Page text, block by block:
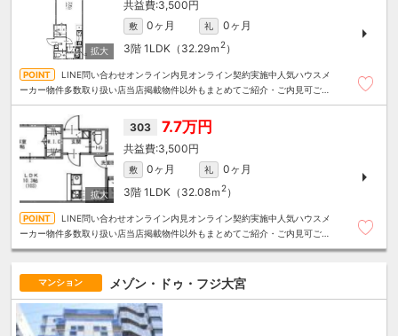
3,500円
敷 0ヶ月 礼
0ヶ月
3階 1LDK（32.29ｍ 2）
LINE問い合わせオンライン内見オンライン契約実施中人気ハウスメ
ーカー物件多数取り扱い店当店掲載物件以外もまとめてご紹介・ご内見可ご予
303 7.7万円
3,500円
敷 0ヶ月 礼
0ヶ月
3階 1LDK（32.08ｍ 2）
LINE問い合わせオンライン内見オンライン契約実施中人気ハウスメ
ーカー物件多数取り扱い店当店掲載物件以外もまとめてご紹介・ご内見可ご予
マンション メゾン・ドゥ・フジ大宮